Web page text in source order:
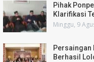
Pihak
Klarifikasi
Minggu, 9
Persaingan
Berhasil